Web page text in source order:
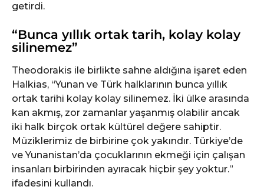
getirdi.
“Bunca yıllık ortak tarih, kolay kolay
silinemez”
Theodorakis ile birlikte sahne aldığına işaret eden
Halkias, “Yunan ve Türk halklarının bunca yıllık
ortak tarihi kolay kolay silinemez. İki ülke arasında
kan akmış, zor zamanlar yaşanmış olabilir ancak
iki halk birçok ortak kültürel değere sahiptir.
Müziklerimiz de birbirine çok yakındır. Türkiye’de
ve Yunanistan’da çocuklarının ekmeği için çalışan
insanları birbirinden ayıracak hiçbir şey yoktur.”
ifadesini kullandı.